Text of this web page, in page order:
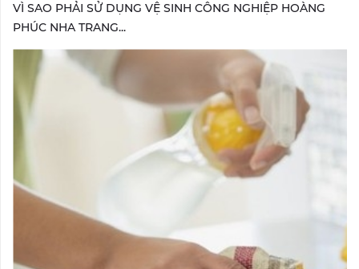
VÌ SAO PHẢI SỬ DỤNG VỆ SINH CÔNG NGHIỆP HOÀNG
PHÚC NHA TRANG...